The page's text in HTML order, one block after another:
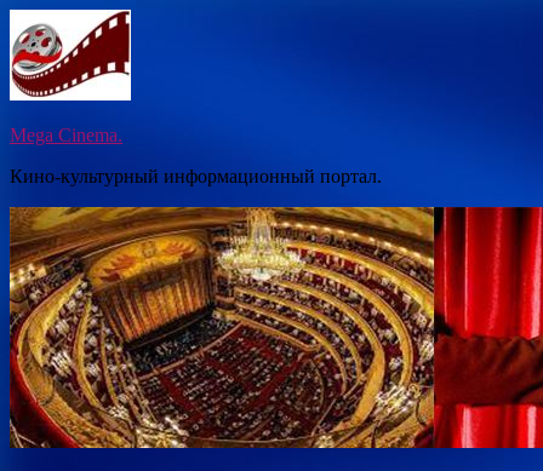
Перейти
к
содержимому
Mega Cinema.
Кино-культурный информационный портал.